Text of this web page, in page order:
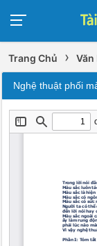
Trang Chủ › Văn
Nghệ thuật phối